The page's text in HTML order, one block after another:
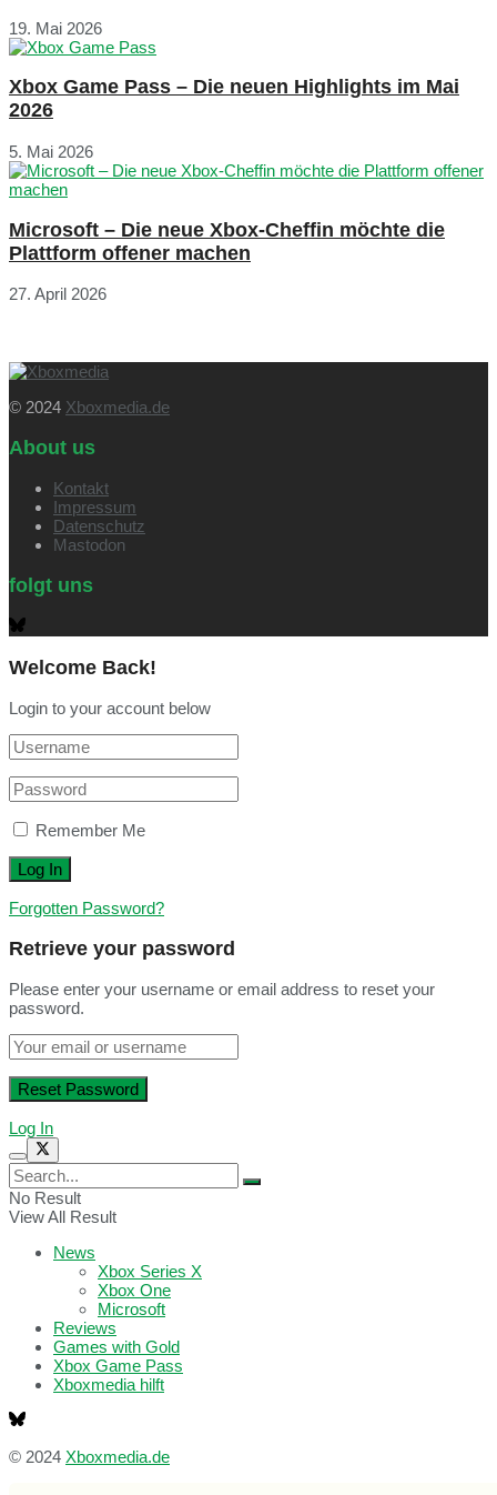
19. Mai 2026
Xbox Game Pass – Die neuen Highlights im Mai
2026
5. Mai 2026
Microsoft – Die neue Xbox-Cheffin möchte die
Plattform offener machen
27. April 2026
© 2024 Xboxmedia.de
About us
Kontakt
Impressum
Datenschutz
Mastodon
folgt uns
Welcome Back!
Login to your account below
Remember Me
Forgotten Password?
Retrieve your password
Please enter your username or email address to reset your
password.
Log In
No Result
View All Result
News
Xbox Series X
Xbox One
Microsoft
Reviews
Games with Gold
Xbox Game Pass
Xboxmedia hilft
© 2024 Xboxmedia.de